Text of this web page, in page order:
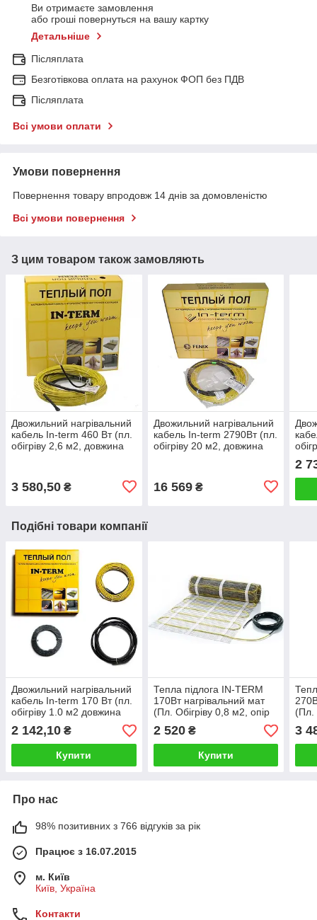
Ви отримаєте замовлення
або гроші повернуться на вашу картку
Детальніше
Післяплата
Безготівкова оплата на рахунок ФОП без ПДВ
Післяплата
Всі умови оплати
Умови повернення
Повернення товару впродовж 14 днів за домовленістю
Всі умови повернення
З цим товаром також замовляють
Двожильний нагрівальний
кабель In-term 460 Вт (пл.
обігріву 2,6 м2, довжина
3 580,50 ₴
Двожильний нагрівальний
кабель In-term 2790Вт (пл.
обігріву 20 м2, довжина
16 569₴
2
Подібні товари компанії
Двожильний нагрівальний
кабель In-term 170 Вт (пл.
обігріву 1.0 м2 довжина
кабелю 8м)
2 142,10 ₴
Купити
Тепла підлога IN-TERM
170Вт нагрівальний мат
(Пл. Обігріву 0,8 м2, опір
310 Ом)
2 520₴
Купити
(Пл.
196
3
Про нас
98% позитивних з 766 відгуків за рік
Працює з 16.07.2015
м. Київ
Київ, Україна
Контакти